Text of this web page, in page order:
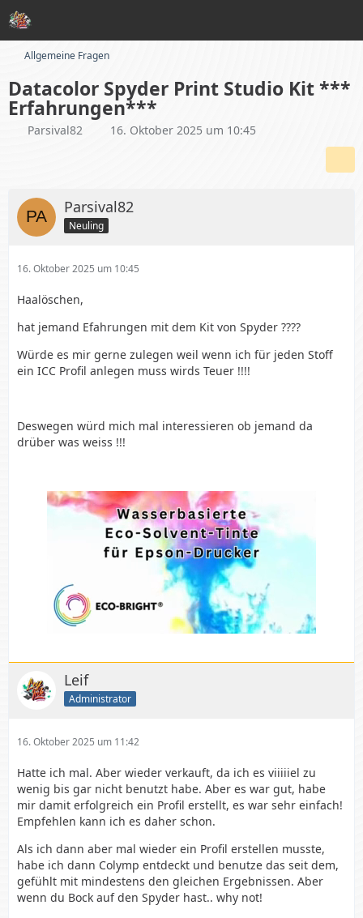
Allgemeine Fragen
Datacolor Spyder Print Studio Kit ***
Erfahrungen***
Parsival82 16. Oktober 2025 um 10:45
Parsival82
Neuling
16. Oktober 2025 um 10:45
Haalöschen,
hat jemand Efahrungen mit dem Kit von Spyder ????
Würde es mir gerne zulegen weil wenn ich für jeden Stoff
ein ICC Profil anlegen muss wirds Teuer !!!!
Deswegen würd mich mal interessieren ob jemand da
drüber was weiss !!!
Leif
Administrator
16. Oktober 2025 um 11:42
Hatte ich mal. Aber wieder verkauft, da ich es viiiiiel zu
wenig bis gar nicht benutzt habe. Aber es war gut, habe
mir damit erfolgreich ein Profil erstellt, es war sehr einfach!
Empfehlen kann ich es daher schon.
Als ich dann aber mal wieder ein Profil erstellen musste,
habe ich dann Colymp entdeckt und benutze das seit dem,
gefühlt mit mindestens den gleichen Ergebnissen. Aber
wenn du Bock auf den Spyder hast.. why not!